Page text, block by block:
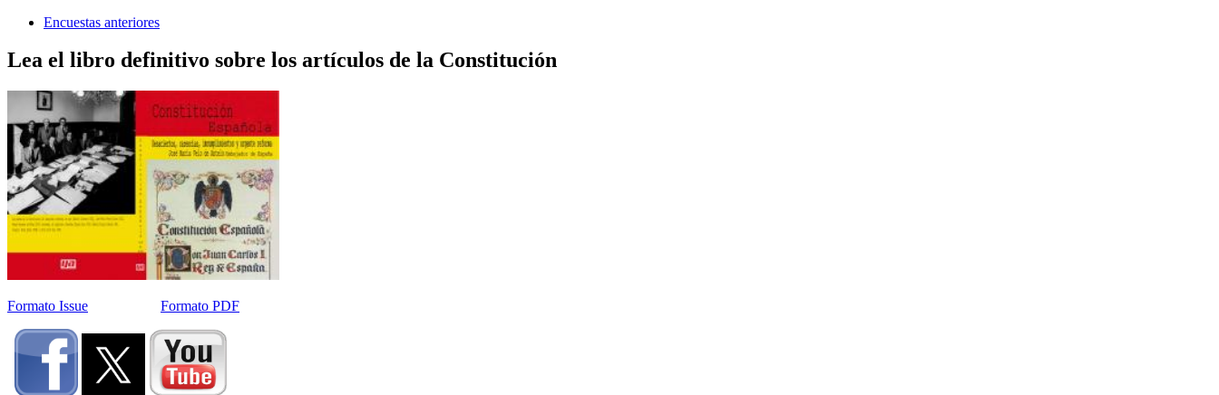
Encuestas anteriores
Lea el libro definitivo sobre los artículos de la Constitución
Formato Issue Formato PDF